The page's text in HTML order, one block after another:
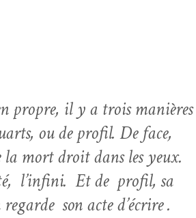
pro­pre, il y a trois manières
ou de pro­fil. De face,
la mort droit dans les yeux.
l’infini. Et de pro­fil, sa
son acte d’écrire.